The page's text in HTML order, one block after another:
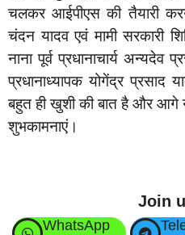
चलकर आईपीएस की तैयारी
चंदन यादव एवं मामी सरकारी
नाना पूर्व प्रधानाचार्य अन्यदेव
प्रधानाध्यापक योगेंद्र प्रसाद
बहुत ही खुशी की बात है और आगे
शुभकामनाएं।
Join
WhatsApp